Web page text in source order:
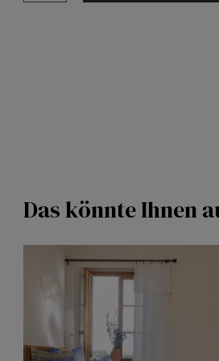
Das könnte Ihnen